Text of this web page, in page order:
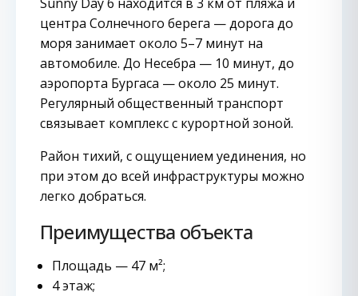
центра Солнечного берега — дорога до
моря занимает около 5–7 минут на
автомобиле. До Несебра — 10 минут, до
аэропорта Бургаса — около 25 минут.
Регулярный общественный транспорт
связывает комплекс с курортной зоной.
Район тихий, с ощущением уединения, но
при этом до всей инфраструктуры можно
легко добраться.
Преимущества объекта
Площадь — 47 м²;
4 этаж;